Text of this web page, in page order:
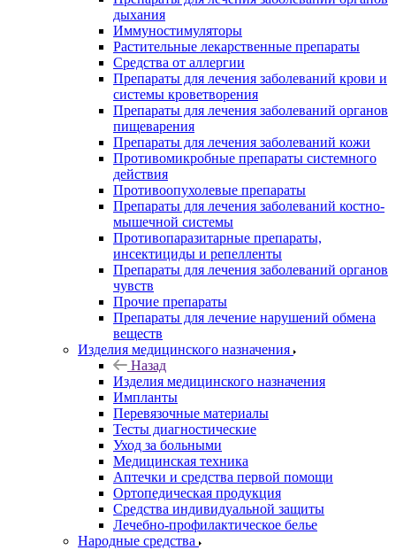
дыхания
Иммуностимуляторы
Растительные лекарственные препараты
Средства от аллергии
Препараты для лечения заболеваний крови и
системы кроветворения
Препараты для лечения заболеваний органов
пищеварения
Препараты для лечения заболеваний кожи
Противомикробные препараты системного
действия
Противоопухолевые препараты
Препараты для лечения заболеваний костно-
мышечной системы
Противопаразитарные препараты,
инсектициды и репелленты
Препараты для лечения заболеваний органов
чувств
Прочие препараты
Препараты для лечение нарушений обмена
веществ
Изделия медицинского назначения
Назад
Изделия медицинского назначения
Импланты
Перевязочные материалы
Тесты диагностические
Уход за больными
Медицинская техника
Аптечки и средства первой помощи
Ортопедическая продукция
Средства индивидуальной защиты
Лечебно-профилактическое белье
Народные средства